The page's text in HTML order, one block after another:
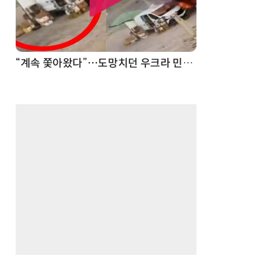
“계속 쫓아왔다”…도망치던 우크라 민간인 공격한 러 자폭 드론